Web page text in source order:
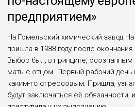
предприятием»
На Гомельский химический завод
пришла в 1988 году после
Выбор был, в принципе, осознанным
мать с отцом. Первый рабочий день
каким-то стрессовым. Пришла,
будут заключаться её обязанности,